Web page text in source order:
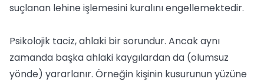
suçlanan lehine işlemesini kuralını engellemektedir.
Psikolojik taciz, ahlaki bir sorundur. Ancak aynı
zamanda başka ahlaki kaygılardan da (olumsuz
yönde) yararlanır. Örneğin kişinin kusurunun yüzüne